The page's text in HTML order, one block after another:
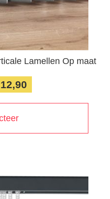
Lamellen Op maat